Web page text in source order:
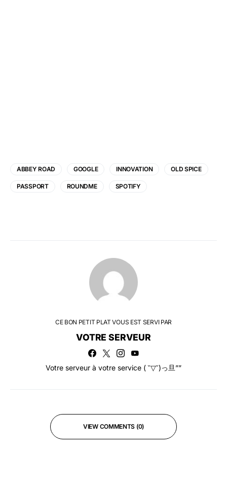
ABBEY ROAD GOOGLE INNOVATION OLD SPICE
PASSPORT ROUNDME SPOTIFY
CE BON PETIT PLAT VOUS EST SERVI PAR
VOTRE SERVEUR
Votre serveur à votre service ( ˘▽˘)っ旦””
VIEW COMMENTS (0)